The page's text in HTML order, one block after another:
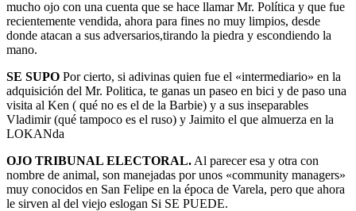
mucho ojo con una cuenta que se hace llamar Mr. Política y que fue
recientemente vendida, ahora para fines no muy limpios, desde
donde atacan a sus adversarios,tirando la piedra y escondiendo la
mano.
SE SUPO Por cierto, si adivinas quien fue el «intermediario» en la
adquisición del Mr. Politica, te ganas un paseo en bici y de paso una
visita al Ken ( qué no es el de la Barbie) y a sus inseparables
Vladimir (qué tampoco es el ruso) y Jaimito el que almuerza en la
LOKANda
OJO TRIBUNAL ELECTORAL. Al parecer esa y otra con
nombre de animal, son manejadas por unos «community managers»
muy conocidos en San Felipe en la época de Varela, pero que ahora
le sirven al del viejo eslogan Si SE PUEDE.